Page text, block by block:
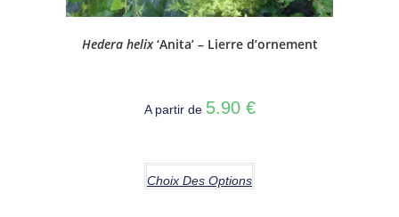
Hedera helix‘Anita’ – Lierre d’ornement
A partir de 5.90 €
Choix Des Options